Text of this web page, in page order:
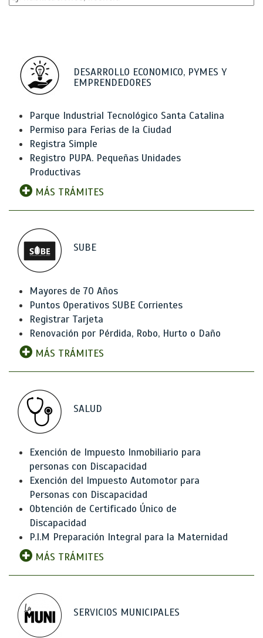
DESARROLLO ECONOMICO, PYMES Y
EMPRENDEDORES
Parque Industrial Tecnológico Santa Catalina
Permiso para Ferias de la Ciudad
Registra Simple
Registro PUPA. Pequeñas Unidades
Productivas
MÁS TRÁMITES
SUBE
Mayores de 70 Años
Puntos Operativos SUBE Corrientes
Registrar Tarjeta
Renovación por Pérdida, Robo, Hurto o Daño
MÁS TRÁMITES
SALUD
Exención de Impuesto Inmobiliario para
personas con Discapacidad
Exención del Impuesto Automotor para
Personas con Discapacidad
Obtención de Certificado Único de
Discapacidad
P.I.M Preparación Integral para la Maternidad
MÁS TRÁMITES
SERVICIOS MUNICIPALES